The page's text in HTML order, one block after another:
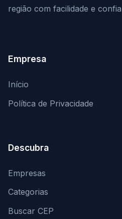
região com facilidade e
Empresa
Início
Política de Privacidade
Descubra
Empresas
Categorias
Buscar CEP